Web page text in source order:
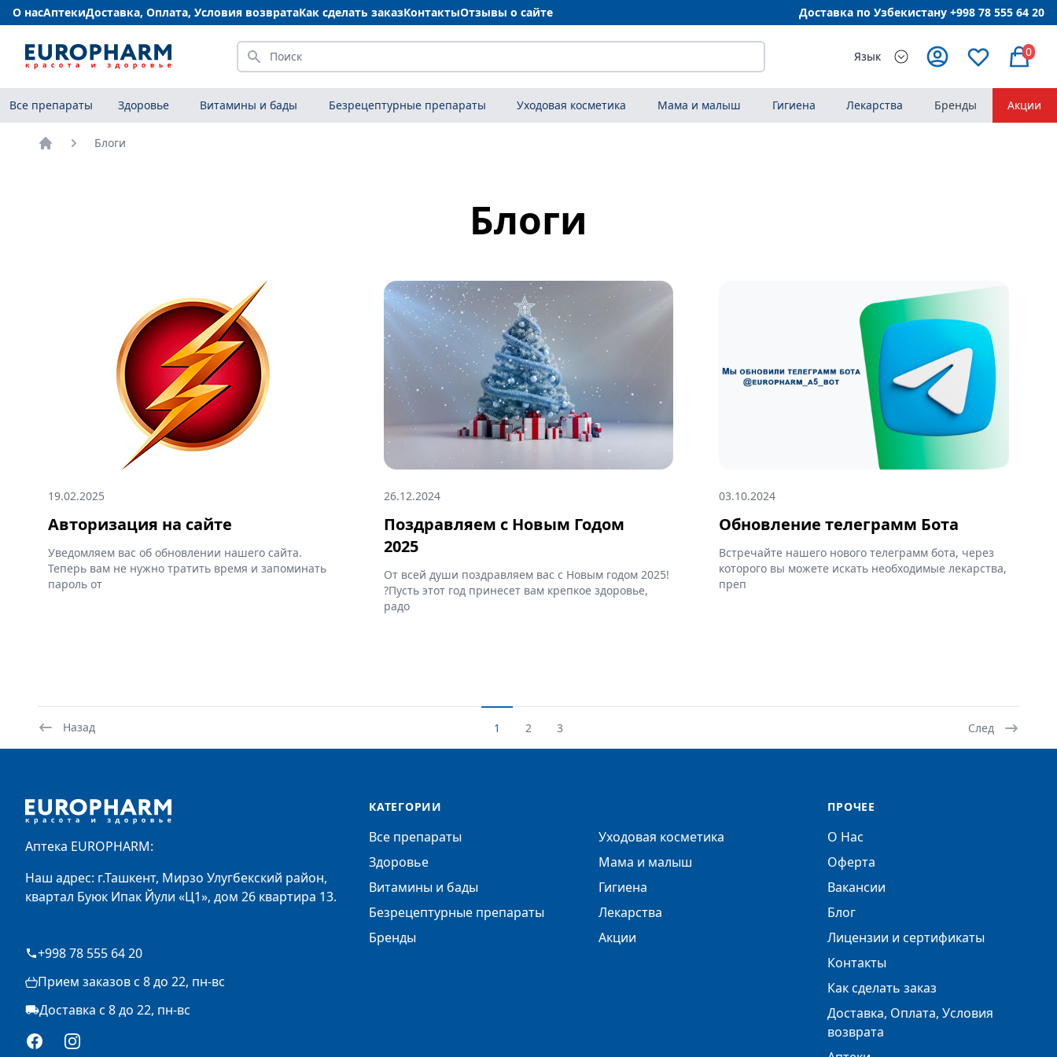
О насАптекиДоставка, Оплата, Условия возвратаКак сделать заказКонтактыОтзывы о сайте Доставка по Узбекистану +998 78 555 64 20
Искать Язык 0
Все препараты Здоровье Витамины и бады Безрецептурные препараты Уходовая косметика Мама и малыш Гигиена Лекарства Бренды Акции
Блоги
Блоги
19.02.2025
Авторизация на сайте
Уведомляем вас об обновлении нашего сайта.
Теперь вам не нужно тратить время и запоминать
пароль от
26.12.2024
Поздравляем с Новым Годом
2025
От всей души поздравляем вас с Новым годом 2025!
?Пусть этот год принесет вам крепкое здоровье,
радо
03.10.2024
Обновление телеграмм Бота
Встречайте нашего нового телеграмм бота, через
которого вы можете искать необходимые лекарства,
преп
Назад 1 2 3 След
Аптека EUROPHARM:
Наш адрес: г.Ташкент, Мирзо Улугбекский район,
квартал Буюк Ипак Йули «Ц1», дом 26 квартира 13.
+998 78 555 64 20
Прием заказов с 8 до 22, пн-вс
Доставка с 8 до 22, пн-вс
FacebookInstagram
КАТЕГОРИИ
Все препараты
Здоровье
Витамины и бады
Безрецептурные препараты
Бренды
Уходовая косметика
Мама и малыш
Гигиена
Лекарства
Акции
ПРОЧЕЕ
О Нас
Оферта
Вакансии
Блог
Лицензии и сертификаты
Контакты
Как сделать заказ
Доставка, Оплата, Условия
возврата